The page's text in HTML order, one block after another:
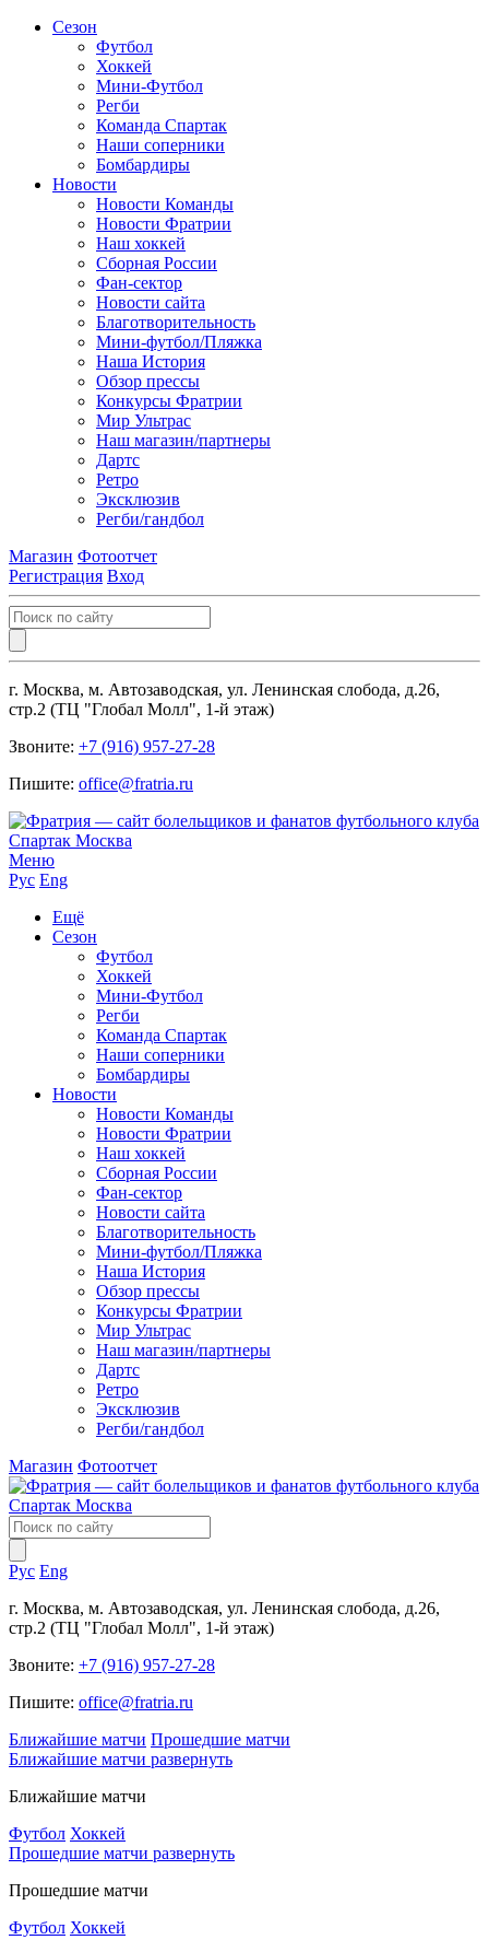
Сезон
Футбол
Хоккей
Мини-Футбол
Регби
Команда Спартак
Наши соперники
Бомбардиры
Новости
Новости Команды
Новости Фратрии
Наш хоккей
Сборная России
Фан-cектор
Новости сайта
Благотворительность
Мини-футбол/Пляжка
Наша История
Обзор прессы
Конкурсы Фратрии
Мир Ультрас
Наш магазин/партнеры
Дартс
Ретро
Эксклюзив
Регби/гандбол
Магазин Фотоотчет
Регистрация Вход
г. Москва, м. Автозаводская, ул. Ленинская слобода, д.26,
стр.2 (ТЦ "Глобал Молл", 1-й этаж)
Звоните: +7 (916) 957-27-28
Пишите: office@fratria.ru
Меню
Рус Eng
Ещё
Сезон
Футбол
Хоккей
Мини-Футбол
Регби
Команда Спартак
Наши соперники
Бомбардиры
Новости
Новости Команды
Новости Фратрии
Наш хоккей
Сборная России
Фан-cектор
Новости сайта
Благотворительность
Мини-футбол/Пляжка
Наша История
Обзор прессы
Конкурсы Фратрии
Мир Ультрас
Наш магазин/партнеры
Дартс
Ретро
Эксклюзив
Регби/гандбол
Магазин Фотоотчет
Рус Eng
г. Москва, м. Автозаводская, ул. Ленинская слобода, д.26,
стр.2 (ТЦ "Глобал Молл", 1-й этаж)
Звоните: +7 (916) 957-27-28
Пишите: office@fratria.ru
Ближайшие матчи Прошедшие матчи
Ближайшие матчи развернуть
Ближайшие матчи
Футбол Хоккей
Прошедшие матчи развернуть
Прошедшие матчи
Футбол Хоккей